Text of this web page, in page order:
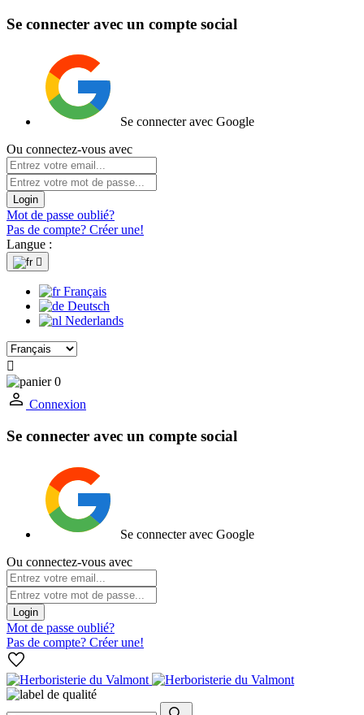
Se connecter avec un compte social
Se connecter avec Google
Ou connectez-vous avec
Login
Mot de passe oublié?
Pas de compte? Créer une!
Langue :

Français
Deutsch
Nederlands

0
Connexion
Se connecter avec un compte social
Se connecter avec Google
Ou connectez-vous avec
Login
Mot de passe oublié?
Pas de compte? Créer une!